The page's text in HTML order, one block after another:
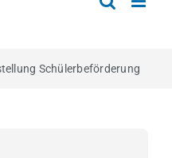
Schülerbeförderung